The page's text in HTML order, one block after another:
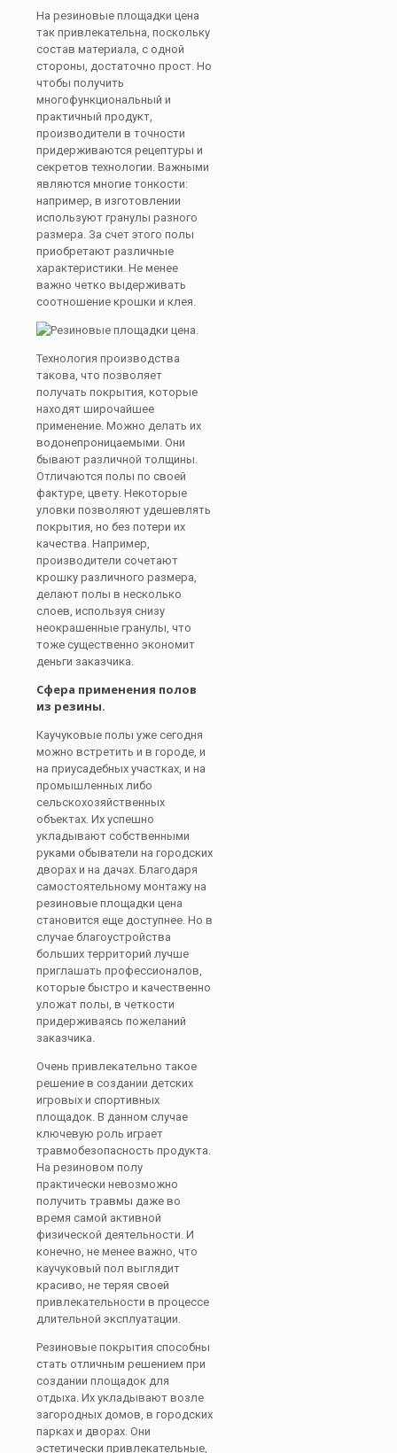
На резиновые площадки цена
так привлекательна, поскольку
состав материала, с одной
стороны, достаточно прост. Но
чтобы получить
многофункциональный и
практичный продукт,
производители в точности
придерживаются рецептуры и
секретов технологии. Важными
являются многие тонкости:
например, в изготовлении
используют гранулы разного
размера. За счет этого полы
приобретают различные
характеристики. Не менее
важно четко выдерживать
соотношение крошки и клея.
Технология производства
такова, что позволяет
получать покрытия, которые
находят широчайшее
применение. Можно делать их
водонепроницаемыми. Они
бывают различной толщины.
Отличаются полы по своей
фактуре, цвету. Некоторые
уловки позволяют удешевлять
покрытия, но без потери их
качества. Например,
производители сочетают
крошку различного размера,
делают полы в несколько
слоев, используя снизу
неокрашенные гранулы, что
тоже существенно экономит
деньги заказчика.
Сфера применения полов
из резины.
Каучуковые полы уже сегодня
можно встретить и в городе, и
на приусадебных участках, и на
промышленных либо
сельскохозяйственных
объектах. Их успешно
укладывают собственными
руками обыватели на городских
дворах и на дачах. Благодаря
самостоятельному монтажу на
резиновые площадки цена
становится еще доступнее. Но в
случае благоустройства
больших территорий лучше
приглашать профессионалов,
которые быстро и качественно
уложат полы, в четкости
придерживаясь пожеланий
заказчика.
Очень привлекательно такое
решение в создании детских
игровых и спортивных
площадок. В данном случае
ключевую роль играет
травмобезопасность продукта.
На резиновом полу
практически невозможно
получить травмы даже во
время самой активной
физической деятельности. И
конечно, не менее важно, что
каучуковый пол выглядит
красиво, не теряя своей
привлекательности в процессе
длительной эксплуатации.
Резиновые покрытия способны
стать отличным решением при
создании площадок для
отдыха. Их укладывают возле
загородных домов, в городских
парках и дворах. Они
эстетически привлекательные,